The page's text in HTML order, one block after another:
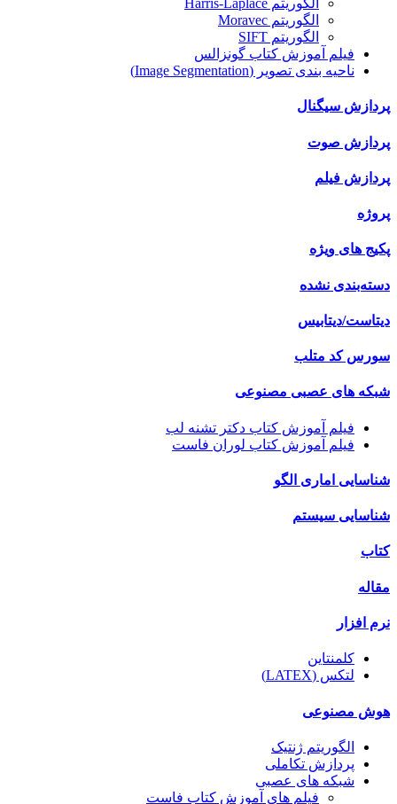
الگوریتم Harris-Laplace
الگوریتم Moravec
الگوریتم SIFT
فیلم آموزش کتاب گونزالس
ناحیه بندی تصویر (Image Segmentation)
پردازش سیگنال
پردازش صوت
پردازش فیلم
پروژه
پکیج های ویژه
دسته‌بندی نشده
دیتاست/دیتابیس
سورس کد متلب
شبکه های عصبی مصنوعی
فیلم آموزش کتاب دکتر تشنه لب
فیلم آموزش کتاب لوران فاست
شناسایی اماری الگو
شناسایی سیستم
کتاب
مقاله
نرم افزار
کلمنتاین
لتکس (LATEX)
هوش مصنوعی
الگوریتم ژنتیک
پردازش تکاملی
شبکه های عصبی
فیلم های آموزش کتاب فاست